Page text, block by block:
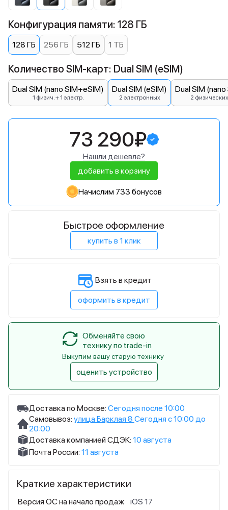
Доставка по Москве: Сегодня после 10:00
Самовывоз: улица Барклая 8 Сегодня с 10:00 до
20:00
Доставка компанией СДЭК: 10 августа
Почта России: 11 августа
Краткие характеристики
Версия ОС на начало продаж
iOS 17
Конфигурация памяти: 128 ГБ
128 ГБ 256 ГБ 512 ГБ 1 ТБ
Количество SIM-карт: Dual SIM (eSIM)
Dual SIM (nano SIM+eSIM)
1 физич. + 1 электр.
Dual SIM (eSIM)
2 электронных
Dual SIM
2 физических
73 290₽
Нашли дешевле?
добавить в корзину
Начислим 733 бонусов
Быстрое оформление
купить в 1 клик
Взять в кредит
оформить в кредит
Обменяйте свою
технику по trade-in
Выкупим вашу старую технику
оценить устройство